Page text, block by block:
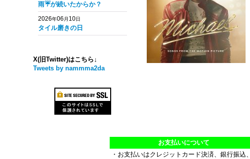
雨☔️が続いたからか？
2026年06 月 10日
タイル磨きの日
X(旧Twitter)はこちら↓
Tweets by nammma2da
お支払いについて
・お支払いはクレジットカード決済、銀行振込、